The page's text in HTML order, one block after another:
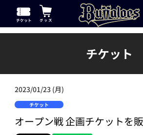
チケット
2023/01/23 (月)
チケット
オープン戦 企画チケットを